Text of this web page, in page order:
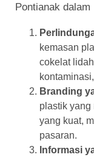
Pontianak
kemasan
cokelat
Branding
plastik yang
yang kuat,
pasaran.
Informasi